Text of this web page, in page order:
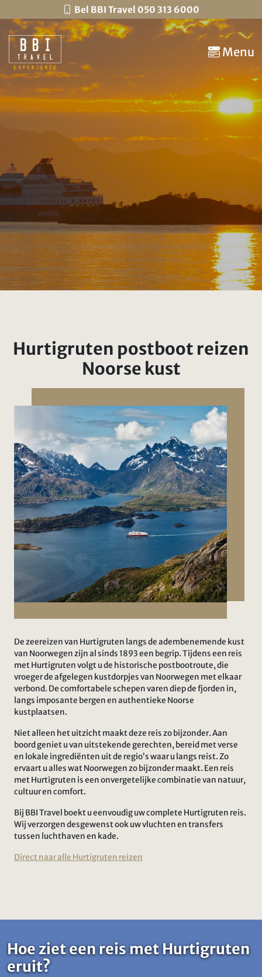
Bel BBI Travel 050 313 6000
Menu
Hurtigruten postboot reizen
Noorse kust
De zeereizen van Hurtigruten langs de adembenemende kust
van Noorwegen zijn al sinds 1893 een begrip. Tijdens een reis
met Hurtigruten volgt u de historische postbootroute, die
vroeger de afgelegen kustdorpjes van Noorwegen met elkaar
verbond. De comfortabele schepen varen diep de fjorden in,
langs imposante bergen en authentieke Noorse
kustplaatsen.
Niet alleen het uitzicht maakt deze reis zo bijzonder. Aan
boord geniet u van uitstekende gerechten, bereid met verse
en lokale ingrediënten uit de regio’s waar u langs reist. Zo
ervaart u alles wat Noorwegen zo bijzonder maakt. Een reis
met Hurtigruten is een onvergetelijke combinatie van natuur,
cultuur en comfort.
Bij BBI Travel boekt u eenvoudig uw complete Hurtigruten reis.
Wij verzorgen desgewenst ook uw vluchten en transfers
tussen luchthaven en kade.
Direct naar alle Hurtigruten reizen
Hoe ziet een reis met Hurtigruten
eruit?